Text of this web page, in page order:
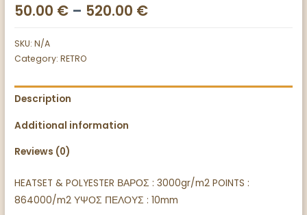
50.00 € – 520.00 €
SKU:N/A
Category:RETRO
Description
Additional information
Reviews (0)
HEATSET & POLYESTER ΒΑΡΟΣ : 3000gr/m2 POINTS :
864000/m2 ΥΨΟΣ ΠΕΛΟΥΣ : 10mm